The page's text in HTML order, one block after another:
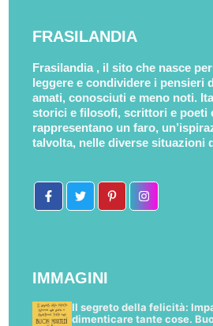
FRASILANDIA
Frasilandia , il sito che nasce
leggere e condividere i pensieri
amati, conosciuti e meno noti.
storici e filosofi, scrittori e poeti
rappresentano un faro,
talvolta, nelle diverse situazioni
IMMAGINI
Il segreto della felicità:
dimenticare tante cose.